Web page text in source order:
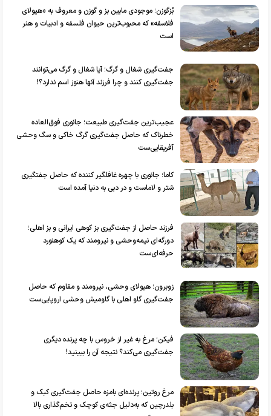
بُزگوزن؛ موجودی مابین بز و گوزن و معروف به «هیولای
فلاسفه» که محبوب‌ترین حیوان فلسفه و ادبیات و هنر
است
جفت‌گیری شغال و گرگ؛ آیا شغال و گرگ می‌توانند
جفت‌گیری کنند و چرا فرزند آنها هنوز اسم ندارد؟!
عجیب‌ترین جفت‌گیری طبیعت؛ جانوری فوق‌العاده
خطرناک که حاصل جفت‌گیری گرگ خاکی و سگ وحشی
آفریقایی‌ست
کاما؛ جانوری با چهره غافلگیر کننده که حاصل جفتگیری
شتر و لاماست و در دبی به دنیا آمده است
فرزند حاصل از جفت‌گیری بز کوهی ایرانی و بز اهلی؛
دورگه‌ای نیمه‌وحشی و نیرومند که یک کوهنورد
حرفه‌ای‌ست
زوبرون؛ هیولای وحشی، نیرومند و مقاوم که حاصل
جفت‌گیری گاو اهلی با گاومیش وحشی اروپایی‌ست
فیکن؛ مرغ به غیر از خروس با چه پرنده دیگری
جفت‌گیری می‌کند؟ نتیجه آن را ببینید!
مرغ روتین؛ پرنده‌ای بامزه حاصل جفت‌گیری کبک و
بلدرچین که به‌دلیل جثه‌ی کوچک و تخم‌گذاری بالا